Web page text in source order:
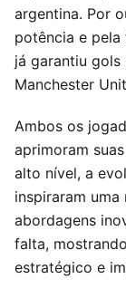
argentina. Por
potência e
já garantiu gols
Manchester
Ambos os
aprimoram
alto nível, a
inspiraram
abordagens
falta,
estratégico e